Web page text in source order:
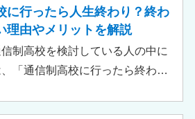
績を豊富にもつ学校もありま
サポート校のみでは高卒資格を
できません。 ただし、個別の学
導やスクールカウンセラーによ
活面での相談など手厚い支援が
に行ったら人生終わり？終わ
理由やメリットを解説
制高校を検討している人の中に
、「通信制高校に行ったら終わ